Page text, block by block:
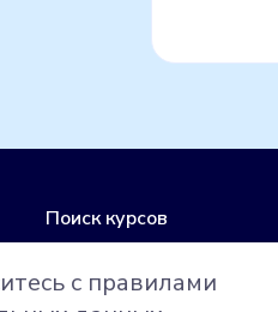
Поиск курсов
с правилами